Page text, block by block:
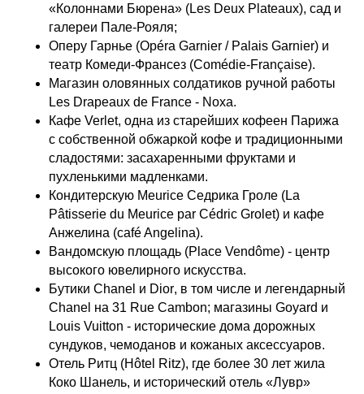
«Колоннами Бюрена» (Les Deux Plateaux), сад и
галереи Пале-Рояля;
Оперу Гарнье (Opéra Garnier / Palais Garnier) и
театр Комеди-Франсез (Comédie-Française).
Магазин оловянных солдатиков ручной работы
Les Drapeaux de France - Noxa.
Кафе Verlet, одна из старейших кофеен Парижа
с собственной обжаркой кофе и традиционными
сладостями: засахаренными фруктами и
пухленькими мадленками.
Кондитерскую Meurice Седрика Гроле (La
Pâtisserie du Meurice par Cédric Grolet) и кафе
Анжелина (café Angelina).
Вандомскую площадь (Place Vendôme) - центр
высокого ювелирного искусства.
Бутики Chanel и Dior, в том числе и легендарный
Chanel на 31 Rue Cambon; магазины Goyard и
Louis Vuitton - исторические дома дорожных
сундуков, чемоданов и кожаных аксессуаров.
Отель Ритц (Hôtel Ritz), где более 30 лет жила
Коко Шанель, и исторический отель «Лувр»